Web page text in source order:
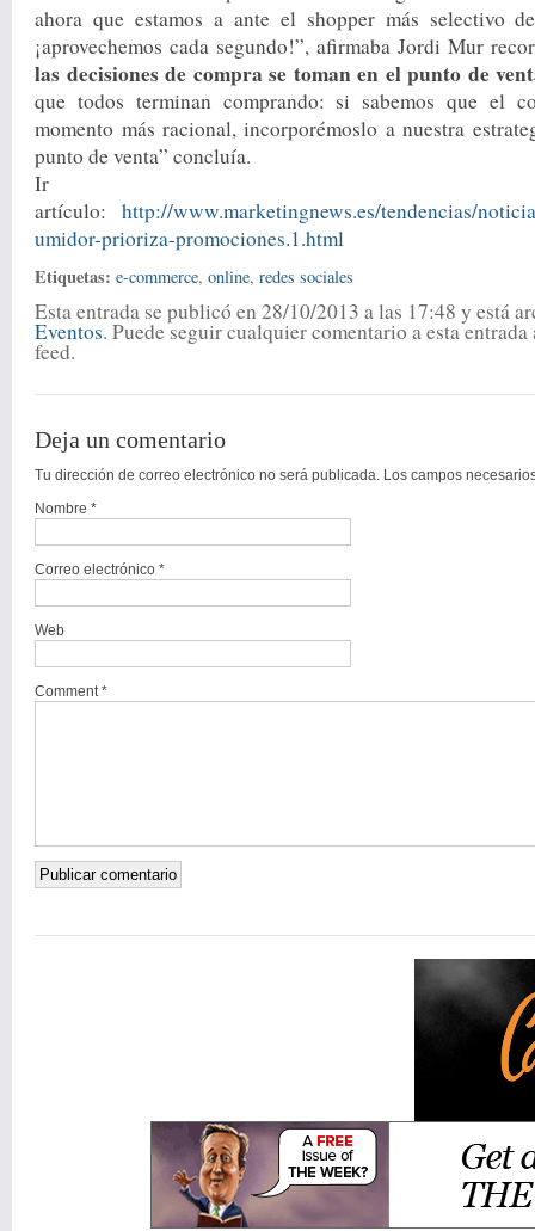
ahora que estamos a ante el shopper más selectivo
¡aprovechemos cada segundo!”, afirmaba Jordi Mur
las decisiones de compra se toman en el punto de
que todos terminan comprando: si sabemos que el
momento más racional, incorporémoslo a nuestra
punto de venta” concluía.
Ir
artículo:http://www.marketingnews.es/tendencias/
umidor-prioriza-promociones.1.html
Etiquetas: e-commerce,online,redes sociales
Esta entrada se publicó en 28/10/2013 a las 17:48 y está
Eventos. Puede seguir cualquier comentario a esta
feed.
Deja un comentario
Tu dirección de correo electrónico no será publicada. Los campos
Nombre *
Correo electrónico *
Web
Comment *